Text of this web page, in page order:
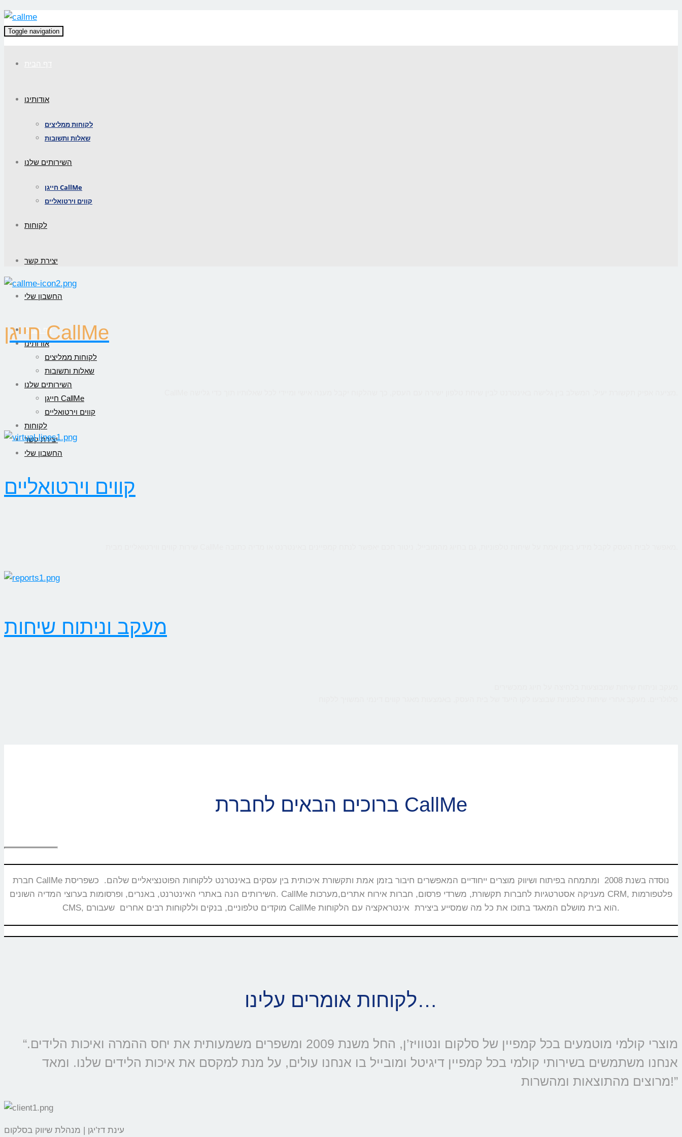
Toggle navigation
אודותינו
לקוחות ממליצים
שאלות ותשובות
השירותים שלנו
חייגן CallMe
קווים וירטואליים
לקוחות
יצירת קשר
החשבון שלי
דף הבית
אודותינו
לקוחות ממליצים
שאלות ותשובות
השירותים שלנו
חייגן CallMe
קווים וירטואליים
לקוחות
יצירת קשר
החשבון שלי
חייגן CallMe
קווים וירטואליים
מעקב וניתוח שיחות
ברוכים הבאים לחברת CallMe
חברת CallMe נוסדה בשנת 2008 ומתמחה בפיתוח ושיווק מוצרים ייחודיים המאפשרים חיבור בזמן אמת ותקשורת איכותית בין עסקים באינטרנט ללקוחות הפוטנציאליים שלהם. כשפריסת
השירותים הנה באתרי האינטרנט, באנרים, ופרסומות בערוצי המדיה השונים. CallMe מעניקה אסטרטגיות לחברות תקשורת, משרדי פרסום, חברות אירוח אתרים,מערכות CRM, פלטפורמות
CMS, מוקדים טלפוניים, בנקים וללקוחות רבים אחרים שעבורם CallMe הוא בית מושלם המאגד בתוכו את כל מה שמסייע ביצירת אינטראקציה עם הלקוחות.
לקוחות אומרים עלינו…
“מוצרי קולמי מוטמעים בכל קמפיין של סלקום ונטוויז’ן, החל משנת 2009 ומשפרים משמעותית את יחס ההמרה ואיכות הלידים.
אנחנו משתמשים בשירותי קולמי בכל קמפיין דיגיטל ומובייל בו אנחנו עולים, על מנת למקסם את איכות הלידים שלנו. ומאד
מרוצים מהתוצאות ומהשרות!”
עינת דז’יגן | מנהלת שיווק בסלקום